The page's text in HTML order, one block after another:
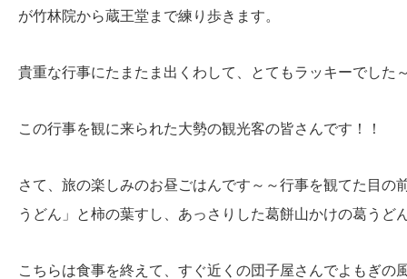
が竹林院から蔵王堂まで練り歩きます。
貴重な行事にたまたま出くわして、とてもラッキーでし
この行事を観に来られた大勢の観光客の皆さんです！！
さて、旅の楽しみのお昼ごはんです～～行事を観てた目
うどん」と柿の葉すし、あっさりした葛餅山かけの葛うど
こちらは食事を終えて、すぐ近くの団子屋さんでよもぎ